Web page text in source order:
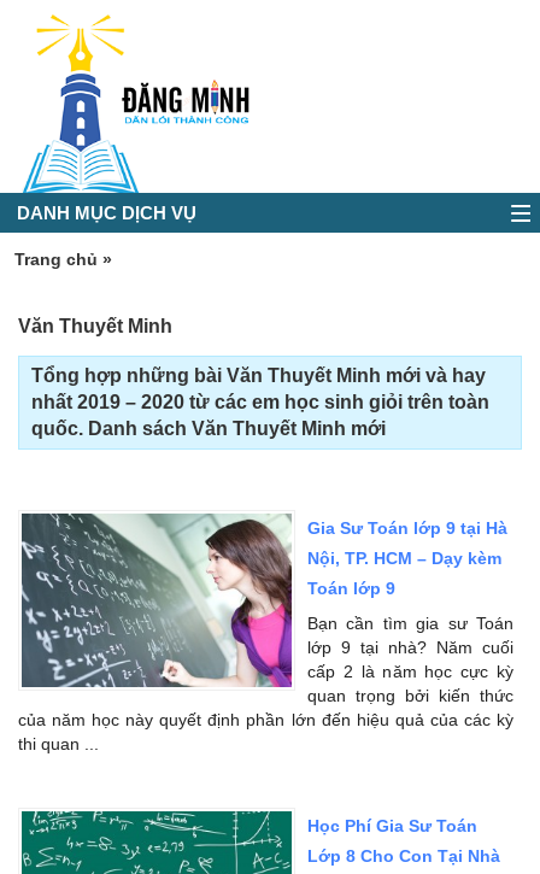
DANH MỤC DỊCH VỤ
Trang chủ »
Văn Thuyết Minh
Tổng hợp những bài Văn Thuyết Minh mới và hay
nhất 2019 – 2020 từ các em học sinh giỏi trên toàn
quốc. Danh sách Văn Thuyết Minh mới
Gia Sư Toán lớp 9 tại Hà
Nội, TP. HCM – Dạy kèm
Toán lớp 9
Bạn cần tìm gia sư Toán
lớp 9 tại nhà? Năm cuối
cấp 2 là năm học cực kỳ
quan trọng bởi kiến thức
của năm học này quyết định phần lớn đến hiệu quả của các kỳ
thi quan ...
Học Phí Gia Sư Toán
Lớp 8 Cho Con Tại Nhà